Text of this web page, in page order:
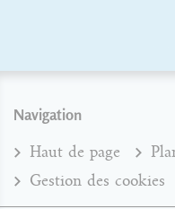
Navigation
Haut de page
Gestion des cookies